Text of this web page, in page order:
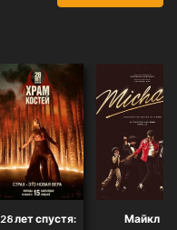
28 лет спустя:
Майкл